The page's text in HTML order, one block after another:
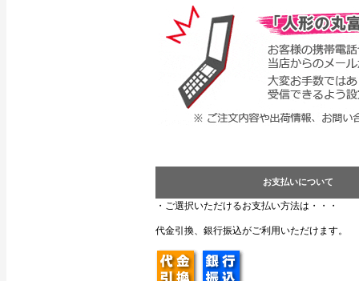
お支払いについて
・ご選択いただけるお支払い方法は・・・
代金引換、銀行振込がご利用いただけます。